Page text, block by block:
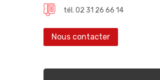
tél. 02 31 26 66 14
Nous contacter